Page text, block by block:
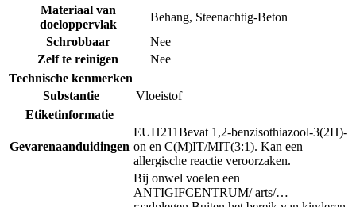
Materiaal van
doeloppervlak
Behang, Steenachtig-Beton
Schrobbaar
Nee
Zelf te reinigen
Nee
Technische kenmerken
Substantie
Vloeistof
Etiketinformatie
Gevarenaanduidingen
EUH211Bevat 1,2-benzisothiazool-3(2H)-
on en C(M)IT/MIT(3:1). Kan een
allergische reactie veroorzaken.
Bij onwel voelen een
ANTIGIFCENTRUM/ arts/…